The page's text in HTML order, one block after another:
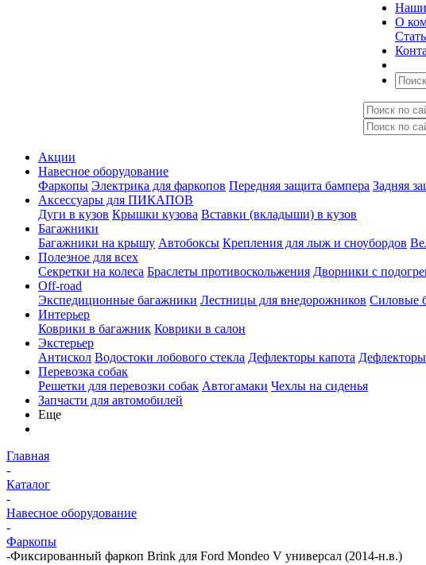
Наши
О
Акции
Навесное оборудование
Фаркопы Электрика для фаркопов Передняя защита бампера Задняя
Аксессуары для ПИКАПОВ
Дуги в кузов Крышки кузова Вставки (вкладыши) в кузов
Багажники
Багажники на крышу Автобоксы Крепления для лыж и сноубордов
Полезное для всех
Секретки на колеса Браслеты противоскольжения Дворники с
Off-road
Экспедиционные багажники Лестницы для внедорожников Силовые
Интерьер
Коврики в багажник Коврики в салон
Экстерьер
Антискол Водостоки лобового стекла Дефлекторы капота
Перевозка собак
Решетки для перевозки собак Автогамаки Чехлы на сиденья
Запчасти для автомобилей
Еще
Главная
-
Каталог
-
Навесное оборудование
-
Фаркопы
-Фиксированный фаркоп Brink для Ford Mondeo V универсал (2014-н.в.)